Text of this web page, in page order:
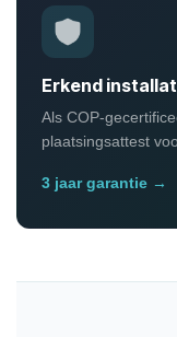
Erkend
Als COP-
plaatsingsattest
3 jaar garantie →